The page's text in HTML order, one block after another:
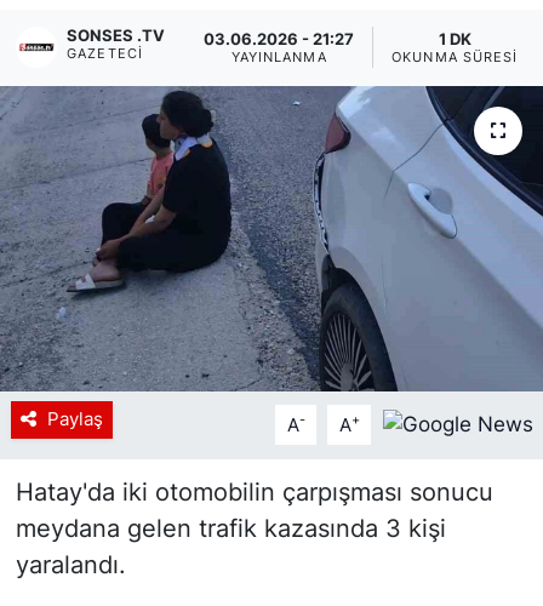
SONSES .TV
GAZETECI
03.06.2026 - 21:27
YAYINLANMA
1 DK
OKUNMA SÜRESI
Paylaş A- A+
Hatay'da iki otomobilin çarpışması sonucu
meydana gelen trafik kazasında 3 kişi
yaralandı.
SAĞLIK
Siyaset
YEREL HABER
Haberde insan
Tanıtım
Haber Arşivi